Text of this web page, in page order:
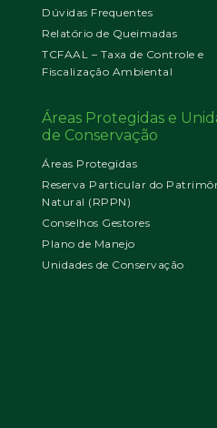
Dúvidas Frequentes
Relatório de Queimadas
TCFAAL – Taxa de Controle e
Fiscalização Ambiental
Áreas Protegidas e
de Conservação
Áreas Protegidas
Reserva Particular do
Natural (RPPN)
Conselhos Gestores
Plano de Manejo
Unidades de Conservação